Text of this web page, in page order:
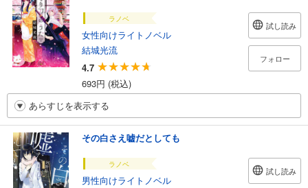
ラノベ
女性向けライトノベル
結城光流
4.7
693円 (税込)
試し読み
フォロー
あらすじを表示する
その白さえ嘘だとしても
ラノベ
男性向けライトノベル
試し読み